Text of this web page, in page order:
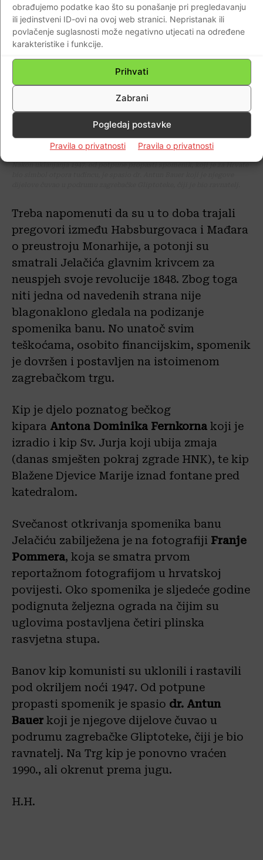
obrađujemo podatke kao što su ponašanje pri pregledavanju
ili jedinstveni ID-ovi na ovoj web stranici. Nepristanak ili
povlačenje suglasnosti može negativno utjecati na određene
karakteristike i funkcije.
Prihvati
Zabrani
Pogledaj postavke
Pravila o privatnosti Pravila o privatnosti
Treba napomenuti da su u to doba trajali
pregovori između Habsburgovaca i Mađara
o preustroju Monarhije, a potonji su
smatrali Jelačića glavnim krivcem za
neuspjeh svoje revolucije 1848. Zbog toga
niti jedna od navedenih strana nije
blagonaklono gledala na podizanje
spomenika banu. No unatoč svim
teškoćama, osobito financijskim, spomenik
je dovršen i postavljen na istoimenom
zagrebačkom trgu.
Kip je djelo poznatog bečkog
kipara Antona Dominika Fernkorna koji je
izradio i kip Sv. Jurja koji ubija zmaja
(danas smješten pokraj zgrade HNK), te kip
Blažene Djevice Marije iznad fontane pred
katedralom.
Svečanost otkrivanja spomenika banu
Jelačiću zabilježena je na fotografiji Franje
Pommera, koja se smatra prvom
reportažnom fotografijom u hrvatskoj
povijesti. Oko spomenika je sljedeće godine
podignuta željezna ograda na čijim su
uglovima postavljena četiri plinska
rasvjetna stupa.
Banov kip komunisti su uklonili i rastavili
pod okriljem noći 1947. Od potpune
propasti spomenik je spasio dr. Antun
Bauer koji je njegove dijelove čuvao u
podrumu zagrebačke Gliptoteke, čiji je bio
ravnatelj. Na Trg kip je ponovno vraćen
1990., ali okrenut prema jugu.
H.H.